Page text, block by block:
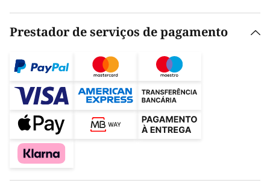
Prestador de serviços de pagamento